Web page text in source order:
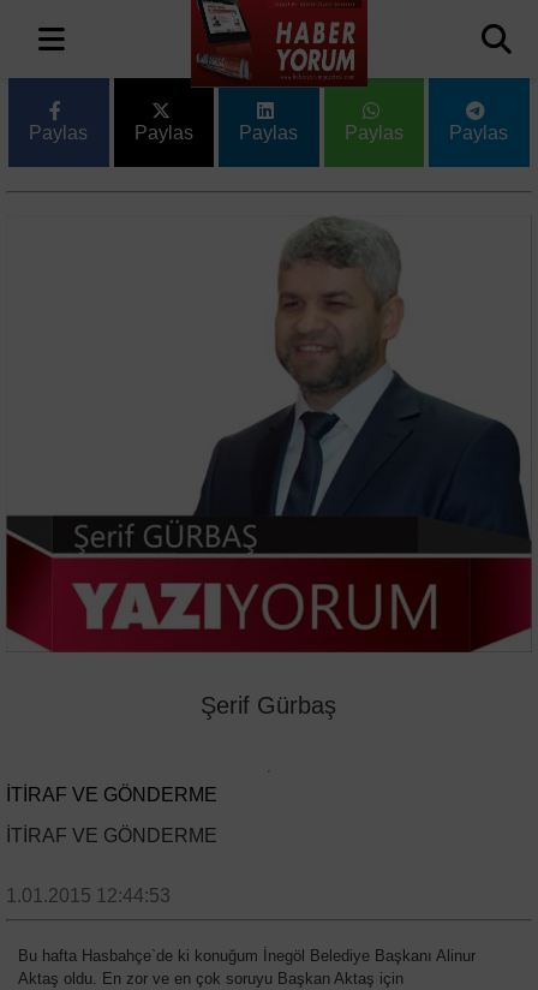
Paylas Paylas Paylas Paylas Paylas
Şerif Gürbaş
İTİRAF VE GÖNDERME
İTİRAF VE GÖNDERME
1.01.2015 12:44:53
Bu hafta Hasbahçe`de ki konuğum İnegöl Belediye Başkanı Alinur
Aktaş oldu. En zor ve en çok soruyu Başkan Aktaş için